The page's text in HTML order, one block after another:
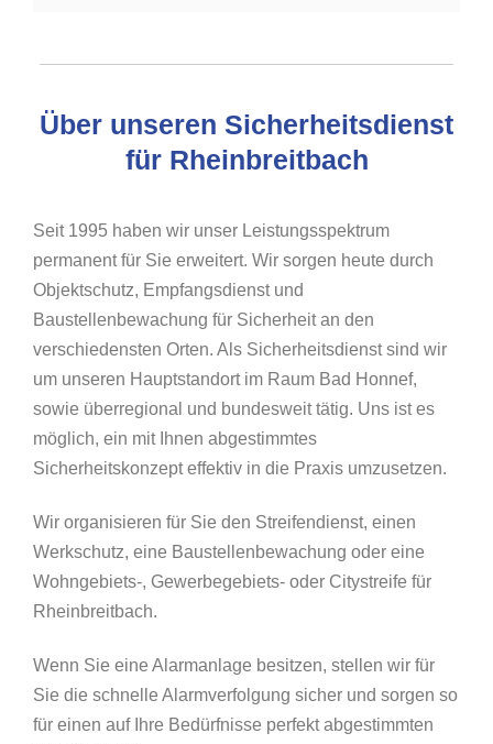
Über unseren Sicherheitsdienst
für Rheinbreitbach
Seit 1995 haben wir unser Leistungsspektrum
permanent für Sie erweitert. Wir sorgen heute durch
Objektschutz, Empfangsdienst und
Baustellenbewachung für Sicherheit an den
verschiedensten Orten. Als Sicherheitsdienst sind wir
um unseren Hauptstandort im Raum Bad Honnef,
sowie überregional und bundesweit tätig. Uns ist es
möglich, ein mit Ihnen abgestimmtes
Sicherheitskonzept effektiv in die Praxis umzusetzen.
Wir organisieren für Sie den Streifendienst, einen
Werkschutz, eine Baustellenbewachung oder eine
Wohngebiets-, Gewerbegebiets- oder Citystreife für
Rheinbreitbach.
Wenn Sie eine Alarmanlage besitzen, stellen wir für
Sie die schnelle Alarmverfolgung sicher und sorgen so
für einen auf Ihre Bedürfnisse perfekt abgestimmten